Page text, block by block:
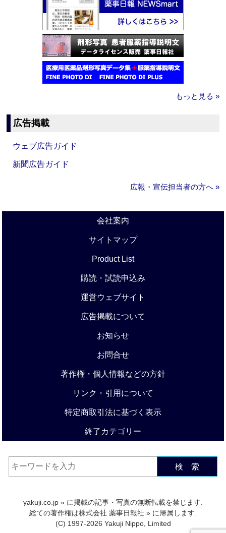
もっと見る »
広告掲載
ウェブ広告ガイド
新聞広告ガイド
広報・宣伝担当者の方へ »
会社案内
サイトマップ
Product List
購読・試読申込み
運営ウェブサイト
広告掲載について
お知らせ
お問合せ
著作権・個人情報などの方針
リンク・引用について
特定商取引法に基づく表示
終了カテゴリー
検 索
yakuji.co.jp » に掲載の記事・写真の無断転載を禁じます.
総ての著作権は株式会社 薬事日報社 » に帰属します.
(C) 1997-2026 Yakuji Nippo, Limited